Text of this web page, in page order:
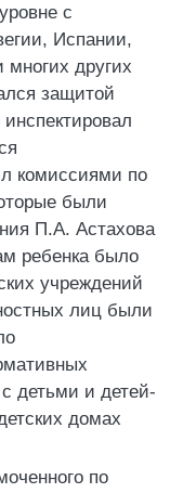
с
Испании,
других
защитой
комиссиями по
были
П.А. Астахова
ребенка было
учреждений
лиц были
детьми и детей-
домах
по